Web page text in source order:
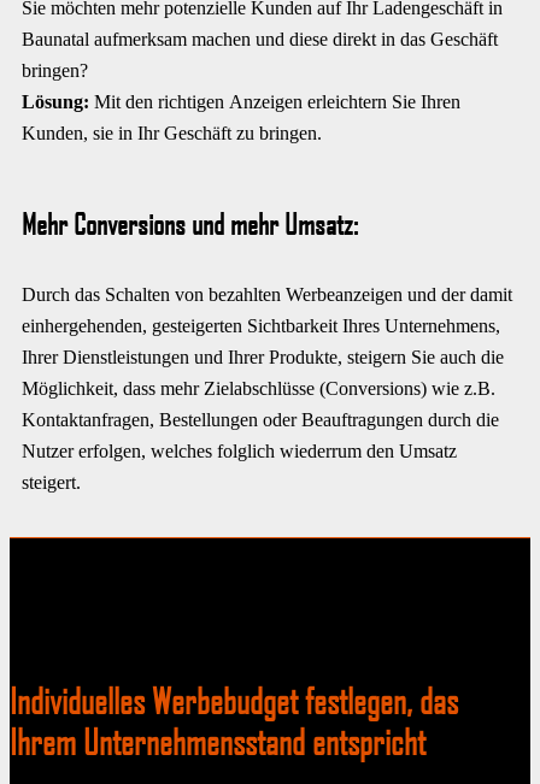
Sie möchten mehr potenzielle Kunden auf Ihr Ladengeschäft in
Baunatal aufmerksam machen und diese direkt in das Geschäft
bringen?
Lösung: Mit den richtigen Anzeigen erleichtern Sie Ihren
Kunden, sie in Ihr Geschäft zu bringen.
Mehr Conversions und mehr Umsatz:
Durch das Schalten von bezahlten Werbeanzeigen und der damit
einhergehenden, gesteigerten Sichtbarkeit Ihres Unternehmens,
Ihrer Dienstleistungen und Ihrer Produkte, steigern Sie auch die
Möglichkeit, dass mehr Zielabschlüsse (Conversions) wie z.B.
Kontaktanfragen, Bestellungen oder Beauftragungen durch die
Nutzer erfolgen, welches folglich wiederrum den Umsatz
steigert.
Individuelles Werbebudget festlegen, das
Ihrem Unternehmensstand entspricht